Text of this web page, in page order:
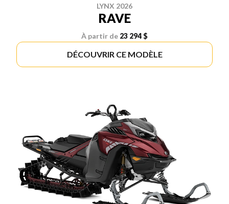
LYNX 2026
RAVE
À partir de 23 294 $
DÉCOUVRIR CE MODÈLE